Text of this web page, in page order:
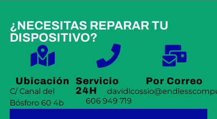
¿NECESITAS REPARAR TU
DISPOSITIVO?
Ubicación
C/ Canal del
Bósforo 60 4b
Servicio
24H
606 949 719
Por Correo